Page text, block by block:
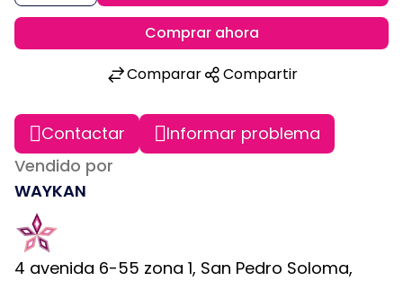
Comprar ahora
Comparar
Compartir
Contactar
Informar problema
Vendido por
WAYKAN
4 avenida 6-55 zona 1, San Pedro Soloma,